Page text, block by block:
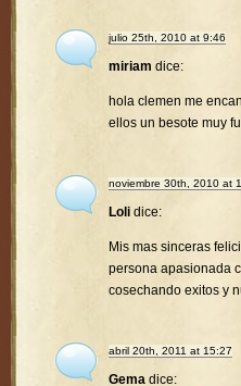
julio 25th, 2010 at 9:46
miriam dice:
hola clemen me
ellos un besote muy
noviembre 30th, 2010 at
Loli dice:
Mis mas sinceras
persona apasionada
cosechando exitos y
abril 20th, 2011 at 15:27
Gema dice: